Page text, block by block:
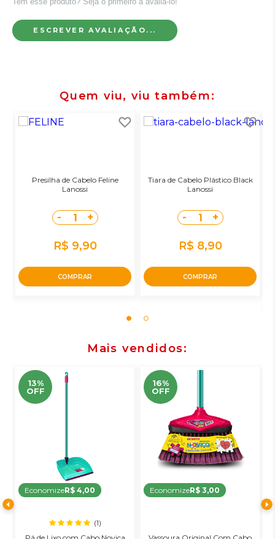
ESCREVER AVALIAÇÃO...
Quem viu, viu também
Presilha de Cabelo Feline
Lanossi
- 1 +
R$ 9,90
COMPRAR
Tiara de Cabelo Plástico Black
Lanossi
- 1 +
R$ 8,90
COMPRAR
Mais vendidos
13%
OFF
EconomizeR$ 4,00
(1)
16%
OFF
EconomizeR$ 3,00